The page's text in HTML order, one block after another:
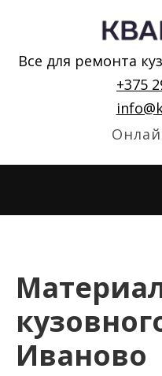
Все для ремонта
+375
Иваново